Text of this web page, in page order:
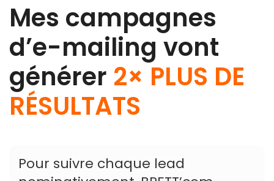
Mes campagnes
d’e-mailing vont
générer 2× PLUS DE
RÉSULTATS
Pour suivre chaque lead